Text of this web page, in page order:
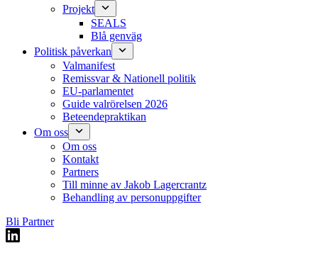
Projekt
SEALS
Blå genväg
Politisk påverkan
Valmanifest
Remissvar & Nationell politik
EU-parlamentet
Guide valrörelsen 2026
Beteendepraktikan
Om oss
Om oss
Kontakt
Partners
Till minne av Jakob Lagercrantz
Behandling av personuppgifter
Bli Partner